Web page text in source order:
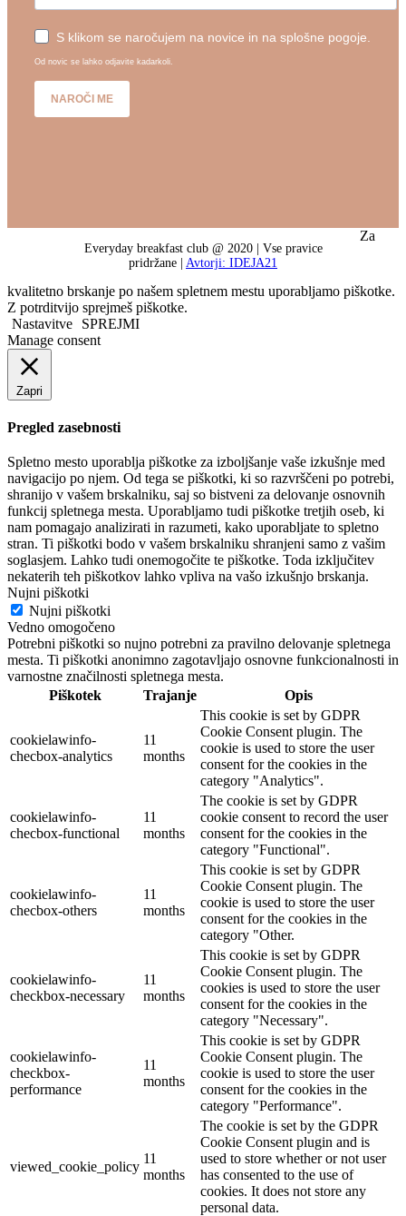
S klikom se naročujem na novice in na splošne pogoje.
Od novic se lahko odjavite kadarkoli.
NAROČI ME
Everyday breakfast club @ 2020 | Vse pravice
pridržane | Avtorji: IDEJA21
Za
kvalitetno brskanje po našem spletnem mestu uporabljamo piškotke.
Z potrditvijo sprejmeš piškotke.
Nastavitve
SPREJMI
Manage consent
Zapri
Pregled zasebnosti
Spletno mesto uporablja piškotke za izboljšanje vaše izkušnje med
navigacijo po njem. Od tega se piškotki, ki so razvrščeni po potrebi,
shranijo v vašem brskalniku, saj so bistveni za delovanje osnovnih
funkcij spletnega mesta. Uporabljamo tudi piškotke tretjih oseb, ki
nam pomagajo analizirati in razumeti, kako uporabljate to spletno
stran. Ti piškotki bodo v vašem brskalniku shranjeni samo z vašim
soglasjem. Lahko tudi onemogočite te piškotke. Toda izključitev
nekaterih teh piškotkov lahko vpliva na vašo izkušnjo brskanja.
Nujni piškotki
Nujni piškotki
Vedno omogočeno
Potrebni piškotki so nujno potrebni za pravilno delovanje spletnega
mesta. Ti piškotki anonimno zagotavljajo osnovne funkcionalnosti in
varnostne značilnosti spletnega mesta.
Piškotek
Trajanje Opis
cookielawinfo-
checbox-analytics
11
months
This cookie is set by GDPR
Cookie Consent plugin. The
cookie is used to store the user
consent for the cookies in the
category "Analytics".
cookielawinfo-
checbox-functional
11
months
The cookie is set by GDPR
cookie consent to record the user
consent for the cookies in the
category "Functional".
cookielawinfo-
checbox-others
11
months
This cookie is set by GDPR
Cookie Consent plugin. The
cookie is used to store the user
consent for the cookies in the
category "Other.
cookielawinfo-
checkbox-necessary
11
months
This cookie is set by GDPR
Cookie Consent plugin. The
cookies is used to store the user
consent for the cookies in the
category "Necessary".
cookielawinfo-
checkbox-
performance
11
months
This cookie is set by GDPR
Cookie Consent plugin. The
cookie is used to store the user
consent for the cookies in the
category "Performance".
viewed_cookie_policy
11
months
The cookie is set by the GDPR
Cookie Consent plugin and is
used to store whether or not user
has consented to the use of
cookies. It does not store any
personal data.